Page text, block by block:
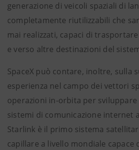
generazione di veicoli spaziali di
completamente riutilizzabili che
mai realizzati, capaci di
e verso altre destinazioni del
SpaceX può contare, inoltre, sulla
esperienza nel campo dei vettori
operazioni in-orbita per sviluppare
sistemi di comunicazione internet
Starlink è il primo sistema
capillare a livello mondiale capace